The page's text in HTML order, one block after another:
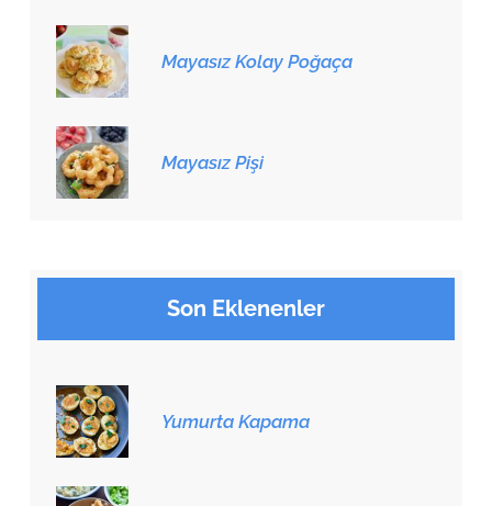
Mayasız Kolay Poğaça
Mayasız Pişi
Son Eklenenler
Yumurta Kapama